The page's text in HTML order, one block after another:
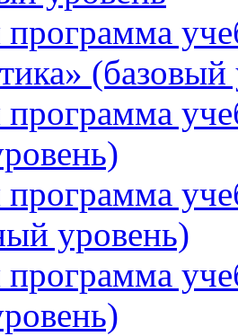
программа
(базовый
программа
программа
уровень)
программа